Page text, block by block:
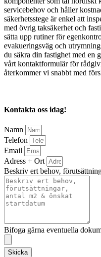
servicebehov och håller
säkerhetsstege är enkel att
med övrig taksäkerhet och
sätta upp rutiner för
evakueringsväg och
du säkra din fastighet med en
vårt kontaktformulär för
återkommer vi snabbt med
Kontakta oss idag!
Namn
Telefon
Email
Adress + Ort
Beskriv ert behov,
Bifoga gärna eventuella
Skicka